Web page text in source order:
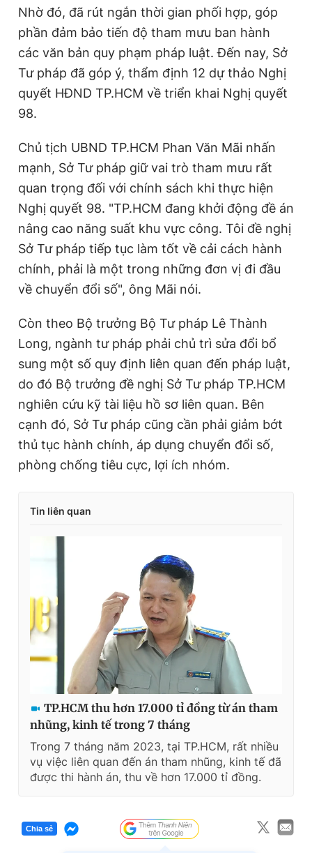
Nhờ đó, đã rút ngắn thời gian phối hợp, góp
phần đảm bảo tiến độ tham mưu ban hành
các văn bản quy phạm pháp luật. Đến nay, Sở
Tư pháp đã góp ý, thẩm định 12 dự thảo Nghị
quyết HĐND TP.HCM về triển khai Nghị quyết
98.
Chủ tịch UBND TP.HCM Phan Văn Mãi nhấn
mạnh, Sở Tư pháp giữ vai trò tham mưu rất
quan trọng đối với chính sách khi thực hiện
Nghị quyết 98. "TP.HCM đang khởi động đề án
nâng cao năng suất khu vực công. Tôi đề nghị
Sở Tư pháp tiếp tục làm tốt về cải cách hành
chính, phải là một trong những đơn vị đi đầu
về chuyển đổi số", ông Mãi nói.
Còn theo Bộ trưởng Bộ Tư pháp Lê Thành
Long, ngành tư pháp phải chủ trì sửa đổi bổ
sung một số quy định liên quan đến pháp luật,
do đó Bộ trưởng đề nghị Sở Tư pháp TP.HCM
nghiên cứu kỹ tài liệu hồ sơ liên quan. Bên
cạnh đó, Sở Tư pháp cũng cần phải giảm bớt
thủ tục hành chính, áp dụng chuyển đổi số,
phòng chống tiêu cực, lợi ích nhóm.
Tin liên quan
TP.HCM thu hơn 17.000 tỉ đồng từ án tham
nhũng, kinh tế trong 7 tháng
Trong 7 tháng năm 2023, tại TP.HCM, rất nhiều
vụ việc liên quan đến án tham nhũng, kinh tế đã
được thi hành án, thu về hơn 17.000 tỉ đồng.
Chia sẻ